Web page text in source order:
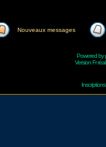
Nouveaux messages
Powered by
Version Fr